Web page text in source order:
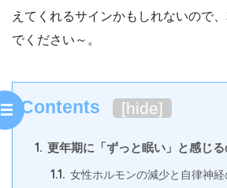
えてくれるサインかもしれないので
でください～。
Contents [hide]
1. 更年期に「ずっと眠い」と感じる
1.1. 女性ホルモンの減少と自律神